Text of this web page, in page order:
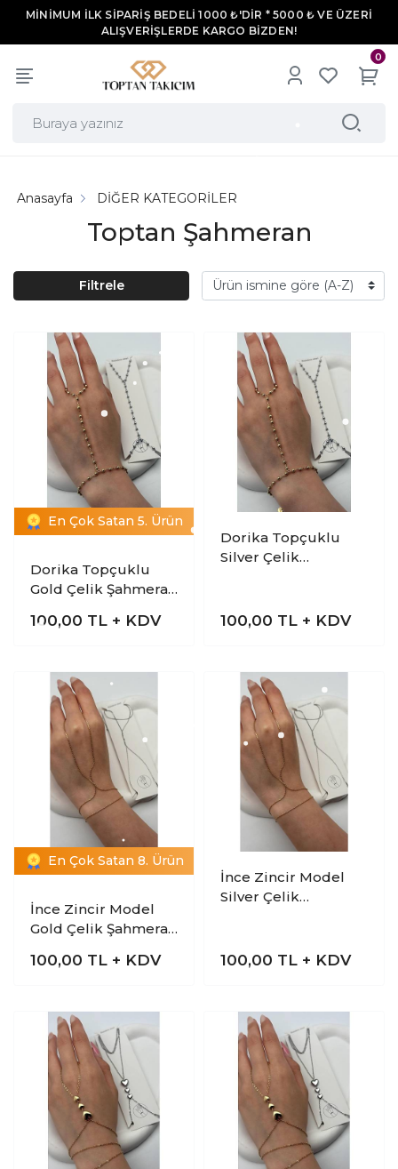
MİNİMUM İLK SİPARİŞ BEDELİ 1000 ₺'DİR * 5000 ₺ VE ÜZERİ
ALIŞVERİŞLERDE KARGO BİZDEN!
0
Toptan Şahmeran
Anasayfa DİĞER KATEGORİLER
Filtrele
En Çok Satan 5. Ürün
Dorika Topçuklu
Gold Çelik Şahmeran
100,00 TL + KDV
Dorika Topçuklu
Silver Çelik
100,00 TL + KDV
En Çok Satan 8. Ürün
İnce Zincir Model
Gold Çelik Şahmeran
100,00 TL + KDV
İnce Zincir Model
Silver Çelik
100,00 TL + KDV